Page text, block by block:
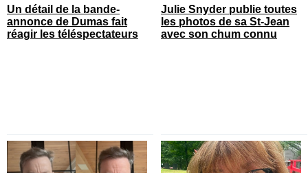
Un détail de la bande-
annonce de Dumas fait
réagir les téléspectateurs
Julie Snyder publie toutes
les photos de sa St-Jean
avec son chum connu